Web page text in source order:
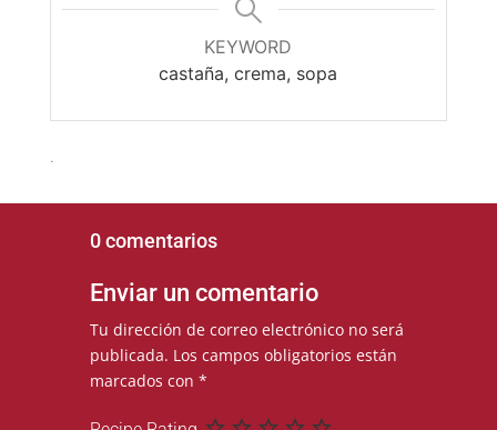
KEYWORD
castaña, crema, sopa
.
0 comentarios
Enviar un comentario
Tu dirección de correo electrónico no será
publicada. Los campos obligatorios están
marcados con *